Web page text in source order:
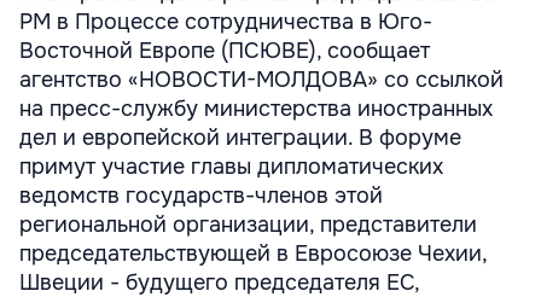
РМ в Процессе сотрудничества в Юго-
Восточной Европе (ПСЮВЕ), сообщает
агентство «НОВОСТИ-МОЛДОВА» со ссылкой
на пресс-службу министерства иностранных
дел и европейской интеграции. В форуме
примут участие главы дипломатических
ведомств государств-членов этой
региональной организации, представители
председательствующей в Евросоюзе Чехии,
Швеции - будущего председателя ЕС,